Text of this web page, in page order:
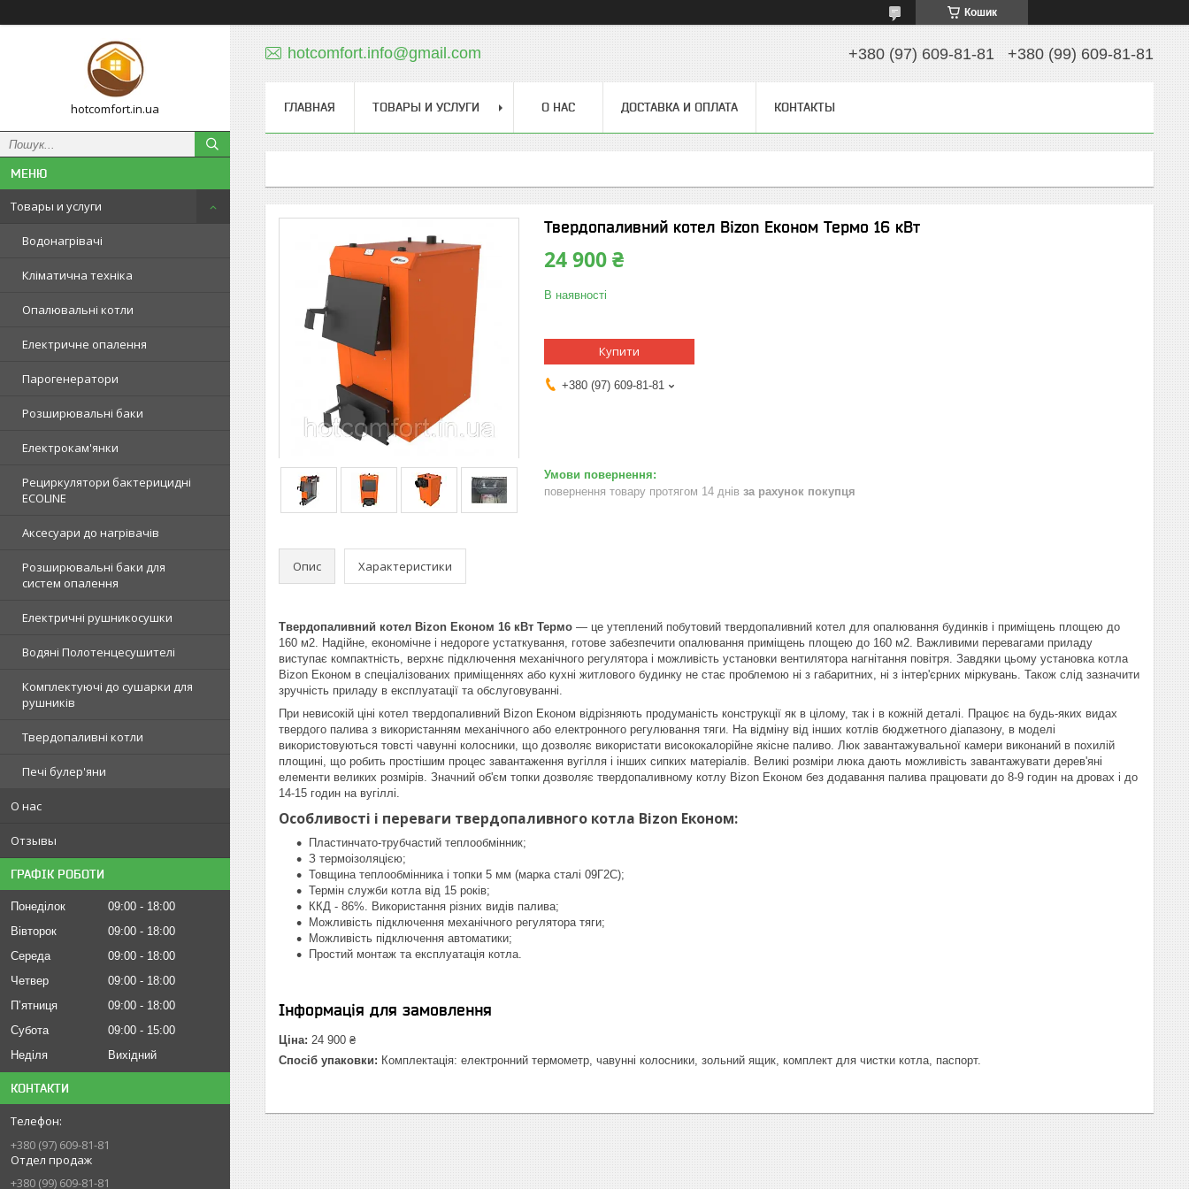
Кошик
hotcomfort.in.ua
Товары и услуги
Водонагрівачі
Кліматична техніка
Опалювальні котли
Електричне опалення
Парогенератори
Розширювальні баки
Електрокам'янки
Рециркулятори бактерицидні
ECOLINE
Аксесуари до нагрівачів
Розширювальні баки для
систем опалення
Електричні рушникосушки
Водяні Полотенцесушителі
Комплектуючі до сушарки для
рушників
Твердопаливні котли
Печі булер'яни
О нас
Отзывы
ГРАФІК РОБОТИ
Понеділок 09:00
18:00
Вівторок
09:00
18:00
Середа
09:00
18:00
Четвер
09:00
18:00
Пʼятниця
09:00
18:00
Субота
09:00
15:00
Неділя
Вихідний
КОНТАКТИ
+380 (97) 609-81-81
Отдел продаж
+380 (99) 609-81-81
hotcomfort.info@gmail.com +380 (97) 609-81-81 +380 (99) 609-81-81
ГЛАВНАЯ ТОВАРЫ И УСЛУГИ О НАС ДОСТАВКА И ОПЛАТА КОНТАКТЫ
Твердопаливний котел Bizon Економ Термо 16 кВт
24 900 ₴
В наявності
Купити
+380 (97) 609-81-81
повернення товару протягом 14 днів за рахунок покупця
Опис Характеристики
Твердопаливний котел Bizon Економ 16 кВт Термо — це утеплений побутовий твердопаливний котел для опалювання будинків і приміщень площею до
160 м2. Надійне, економічне і недороге устаткування, готове забезпечити опалювання приміщень площею до 160 м2. Важливими перевагами приладу
виступає компактність, верхнє підключення механічного регулятора і можливість установки вентилятора нагнітання повітря. Завдяки цьому установка котла
Bizon Економ в спеціалізованих приміщеннях або кухні житлового будинку не стає проблемою ні з габаритних, ні з інтер'єрних міркувань. Також слід зазначити
зручність приладу в експлуатації та обслуговуванні.
При невисокій ціні котел твердопаливний Bizon Економ відрізняють продуманість конструкції як в цілому, так і в кожній деталі. Працює на будь-яких видах
твердого палива з використанням механічного або електронного регулювання тяги. На відміну від інших котлів бюджетного діапазону, в моделі
використовуються товсті чавунні колосники, що дозволяє використати висококалорійне якісне паливо. Люк завантажувальної камери виконаний в похилій
площині, що робить простішим процес завантаження вугілля і інших сипких матеріалів. Великі розміри люка дають можливість завантажувати дерев'яні
елементи великих розмірів. Значний об'єм топки дозволяє твердопаливному котлу Bizon Економ без додавання палива працювати до 8-9 годин на дровах і до
14-15 годин на вугіллі.
Особливості і переваги твердопаливного котла Bizon Економ:
Пластинчато-трубчастий теплообмінник;
З термоізоляцією;
Товщина теплообмінника і топки 5 мм (марка сталі 09Г2С);
Термін служби котла від 15 років;
ККД - 86%. Використання різних видів палива;
Можливість підключення механічного регулятора тяги;
Можливість підключення автоматики;
Простий монтаж та експлуатація котла.
Інформація для замовлення
Ціна: 24 900 ₴
Спосіб упаковки: Комплектація: електронний термометр, чавунні колосники, зольний ящик, комплект для чистки котла, паспорт.